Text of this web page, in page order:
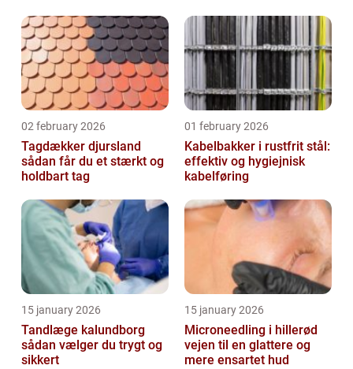
02 february 2026
Tagdækker djursland
sådan får du et stærkt og
holdbart tag
01 february 2026
Kabelbakker i rustfrit stål:
effektiv og hygiejnisk
kabelføring
15 january 2026
Tandlæge kalundborg
sådan vælger du trygt og
sikkert
15 january 2026
Microneedling i hillerød
vejen til en glattere og
mere ensartet hud